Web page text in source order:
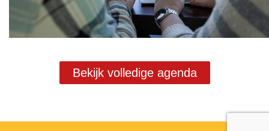
Bekijk volledige agenda